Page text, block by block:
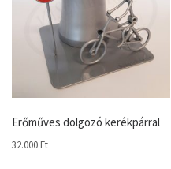
Erőműves dolgozó kerékpárral
32.000 Ft